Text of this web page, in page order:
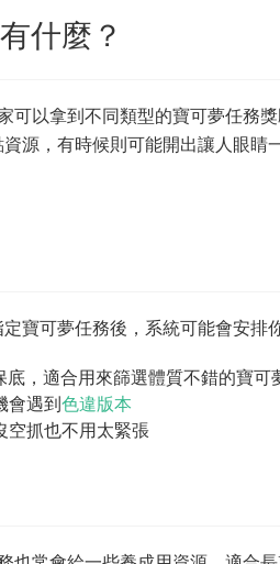
什麼？
以拿到不同類型的寶可夢任務
源，有時候則可能開出讓人眼睛
寶可夢任務後，系統可能會安排
，適合用來篩選體質不錯的寶可
會遇到色違版本
空抓也不用太緊張